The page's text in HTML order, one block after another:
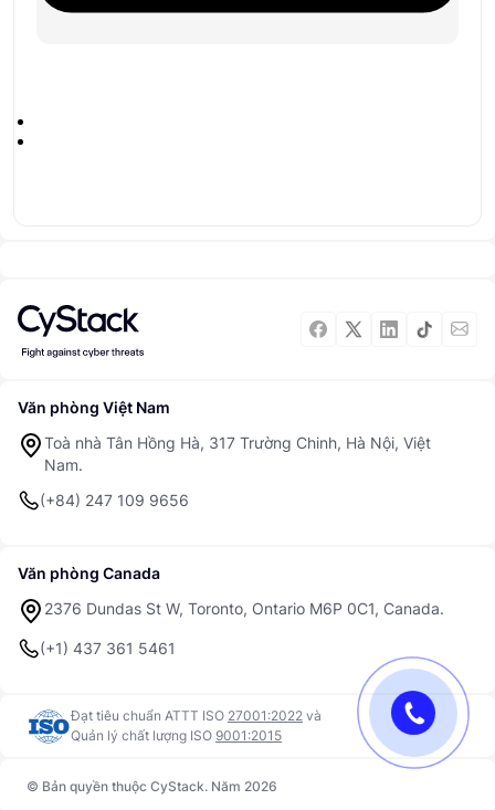
Văn phòng Việt Nam
Toà nhà Tân Hồng Hà, 317 Trường Chinh, Hà Nội, Việt
Nam.
(+84) 247 109 9656
Văn phòng Canada
2376 Dundas St W, Toronto, Ontario M6P 0C1, Canada.
(+1) 437 361 5461
Đạt tiêu chuẩn ATTT ISO 27001:2022 và
Quản lý chất lượng ISO 9001:2015
© Bản quyền thuộc CyStack. Năm 2026